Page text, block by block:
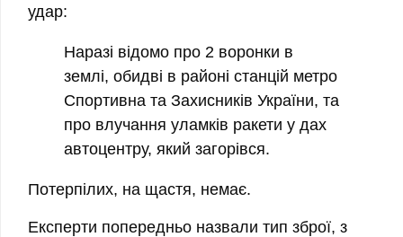
удар:
Наразі відомо про 2 воронки в
землі, обидві в районі станцій метро
Спортивна та Захисників України, та
про влучання уламків ракети у дах
автоцентру, який загорівся.
Потерпілих, на щастя, немає.
Експерти попередньо назвали тип зброї, з